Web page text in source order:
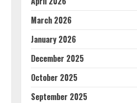
March 2026
January 2026
December 2025
October 2025
September 2025